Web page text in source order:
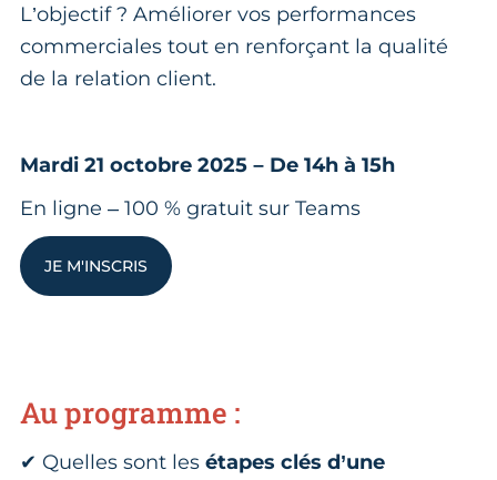
L’objectif ? Améliorer vos performances
commerciales tout en renforçant la qualité
de la relation client.
Mardi 21 octobre 2025 – De 14h à 15h
En ligne – 100 % gratuit sur Teams
JE M'INSCRIS
Au programme :
✔ Quelles sont les étapes clés d’une